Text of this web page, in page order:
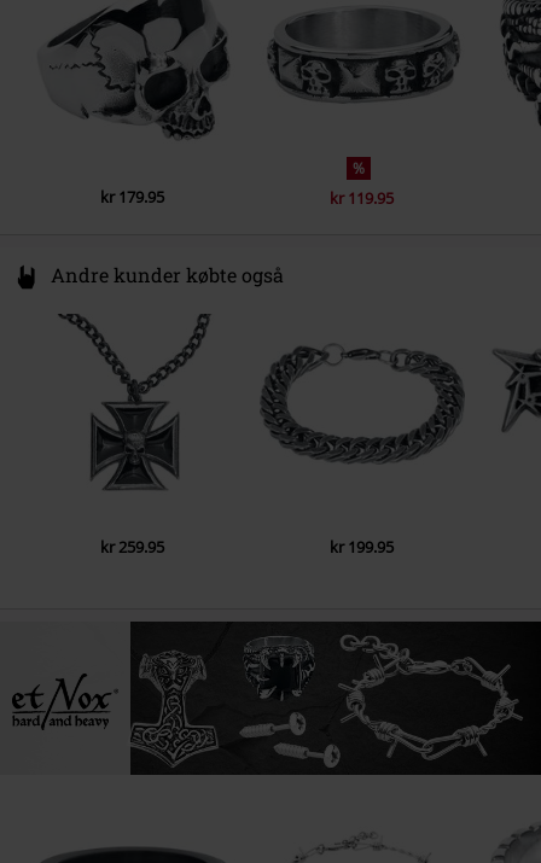
kr 179.95
%
kr 119.95
Andre kunder købte også
kr 259.95 kr 199.95